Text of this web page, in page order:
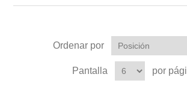
Ordenar por
Pantalla por